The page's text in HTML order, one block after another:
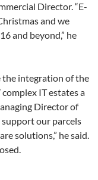
Director. “E-
and we
and beyond,” he
the integration of the
IT estates a
Director of
support our parcels
solutions,” he said.